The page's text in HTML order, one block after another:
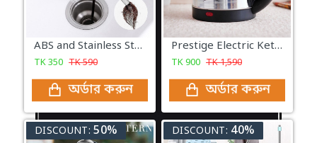
ABS and Stainless Steel Hair Catching Drain Cleaner Wire Spring Sink
TK350 TK590
অর্ডার করুন
Prestige Electric Kettle -2 Liter
TK900 TK1,590
অর্ডার করুন
DISCOUNT: 50% DISCOUNT: 40%